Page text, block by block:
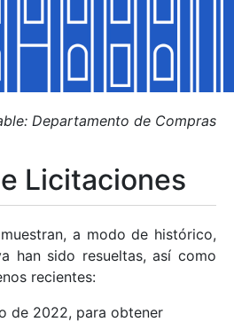
Departamento de Compras
Licitaciones
a modo de histórico,
han sido resueltas, así como
recientes:
de 2022, para obtener